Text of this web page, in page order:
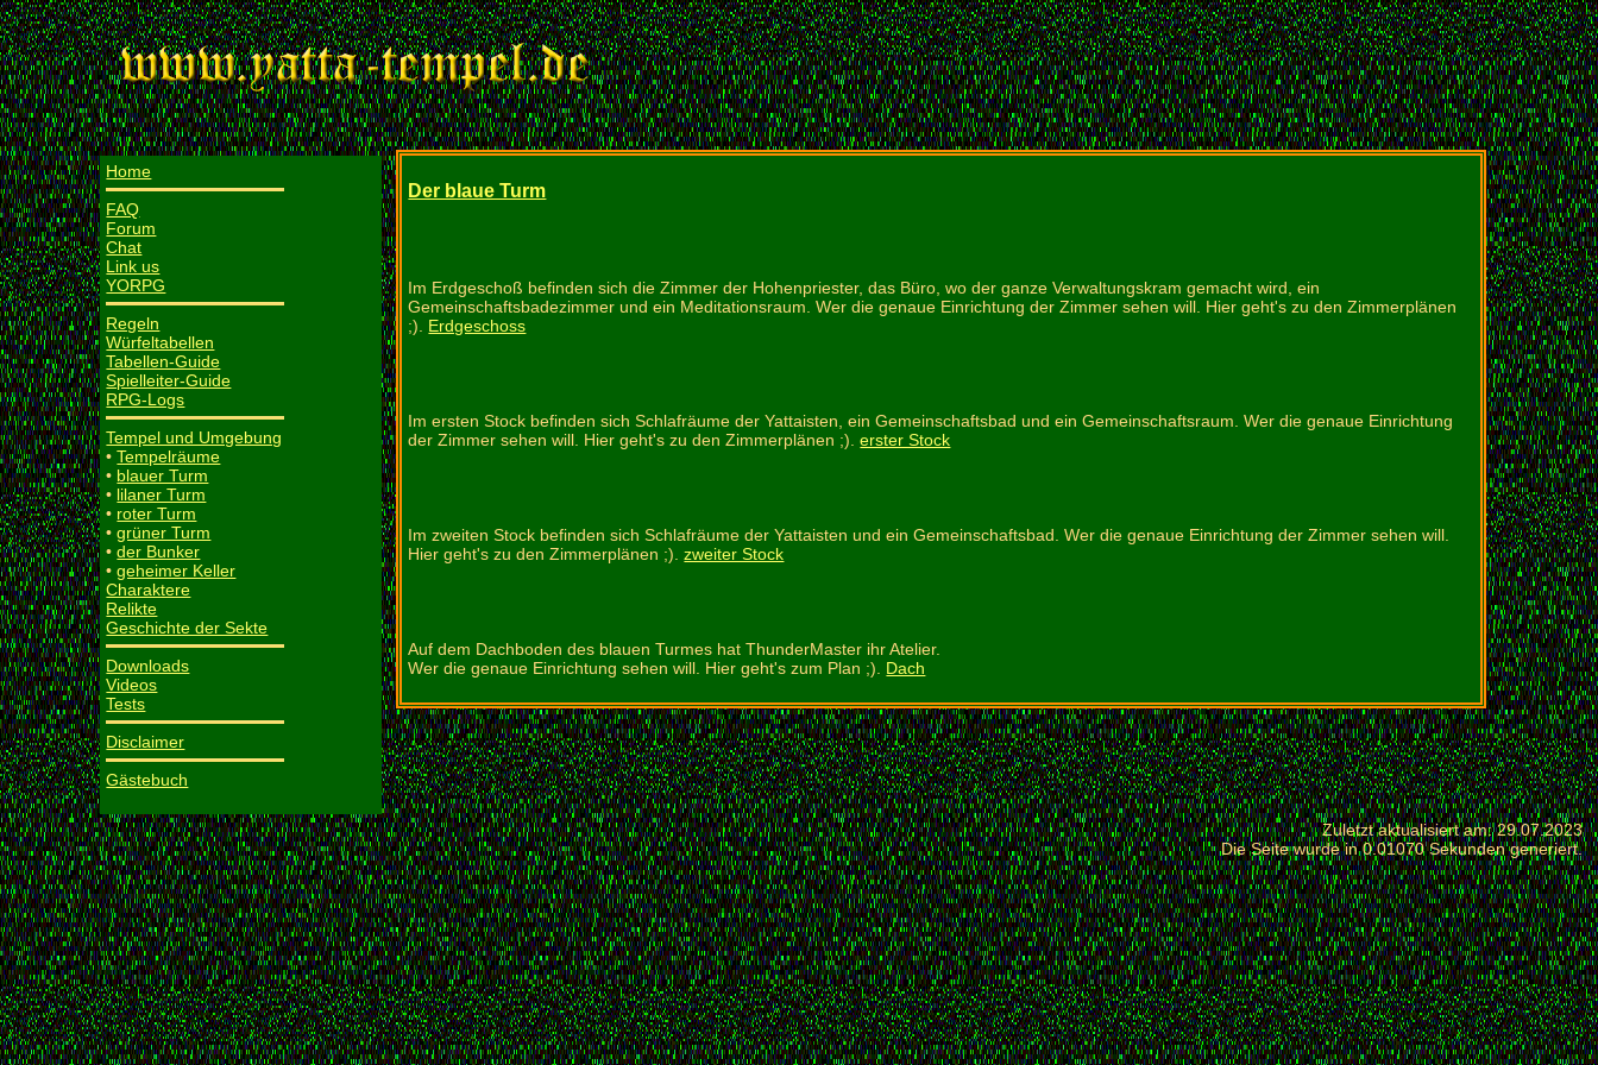
Home
FAQ
Forum
Chat
Link us
YORPG
Regeln
Würfeltabellen
Tabellen-Guide
Spielleiter-Guide
RPG-Logs
Tempel und Umgebung
•Tempelräume
• blauer Turm
• lilaner Turm
• roter Turm
•grüner Turm
•der Bunker
•geheimer Keller
Charaktere
Relikte
Geschichte der Sekte
Downloads
Videos
Tests
Disclaimer
Gästebuch
Der blaue Turm
Im Erdgeschoß befinden sich die Zimmer der Hohenpriester, das Büro, wo der ganze Verwaltungskram gemacht wird, ein
Gemeinschaftsbadezimmer und ein Meditationsraum. Wer die genaue Einrichtung der Zimmer sehen will. Hier geht's zu den Zimmerplänen
;). Erdgeschoss
Im ersten Stock befinden sich Schlafräume der Yattaisten, ein Gemeinschaftsbad und ein Gemeinschaftsraum. Wer die genaue Einrichtung
der Zimmer sehen will. Hier geht's zu den Zimmerplänen ;).erster Stock
Im zweiten Stock befinden sich Schlafräume der Yattaisten und ein Gemeinschaftsbad. Wer die genaue Einrichtung der Zimmer sehen will.
Hier geht's zu den Zimmerplänen ;).zweiter Stock
Auf dem Dachboden des blauen Turmes hat ThunderMaster ihr Atelier.
Wer die genaue Einrichtung sehen will. Hier geht's zum Plan ;). Dach
Zuletzt aktualisiert am: 29.07.2023
Die Seite wurde in 0.01070 Sekunden generiert.